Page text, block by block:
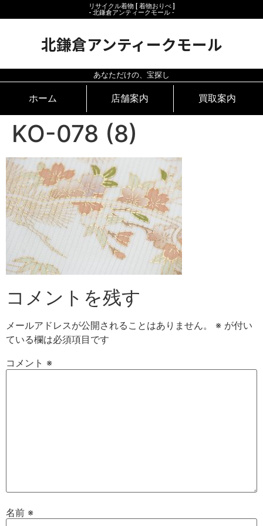
リサイクル着物 [ 着物おりべ ]
- 北鎌倉アンティークモール ‐
北鎌倉アンティークモール
あなただけの、宝探し
ホーム 店舗案内 買取案内
KO-078 (8)
コメントを残す
メールアドレスが公開されることはありません。 ※ が付い
ている欄は必須項目です
コメント ※
名前 ※